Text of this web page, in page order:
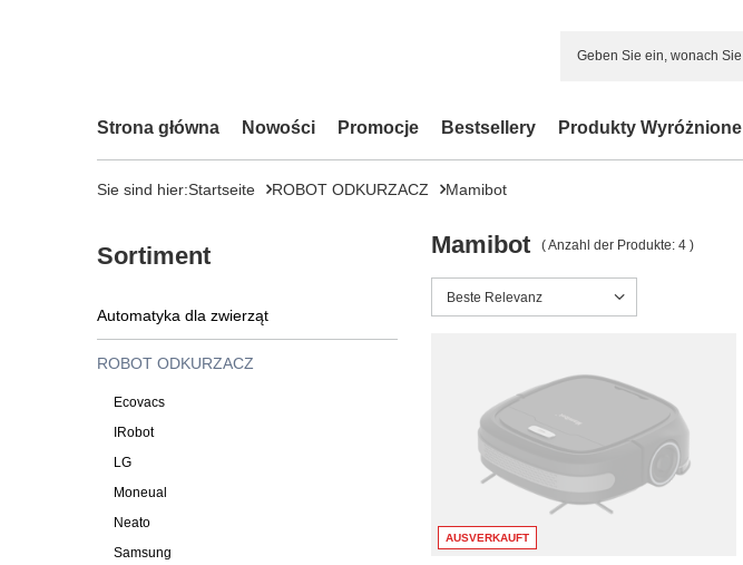
Strona główna Nowości Promocje Bestsellery Produkty Wyróżnione
Sie sind hier:Startseite ROBOT ODKURZACZ Mamibot
Sortiment
Automatyka dla zwierząt
ROBOT ODKURZACZ
Ecovacs
IRobot
LG
Moneual
Neato
Samsung
Mamibot ( Anzahl der Produkte: 4 )
Sortierung ändern
Beste Relevanz
AUSVERKAUFT